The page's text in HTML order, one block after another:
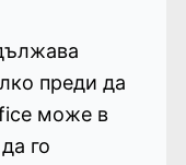
преди да
може в
го